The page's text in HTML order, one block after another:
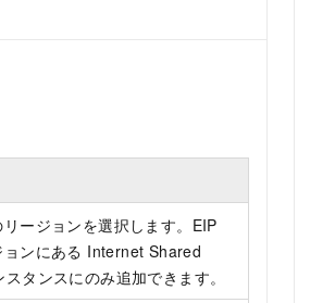
ージョンを選択します。EIP
ョンにある Internet Shared
タンスにのみ追加できます。